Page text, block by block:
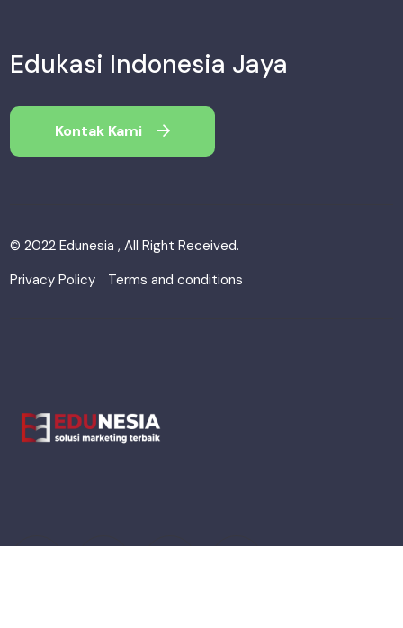
Edukasi Indonesia Jaya
Kontak Kami
© 2022 Edunesia , All Right Received.
Privacy Policy
Terms and conditions